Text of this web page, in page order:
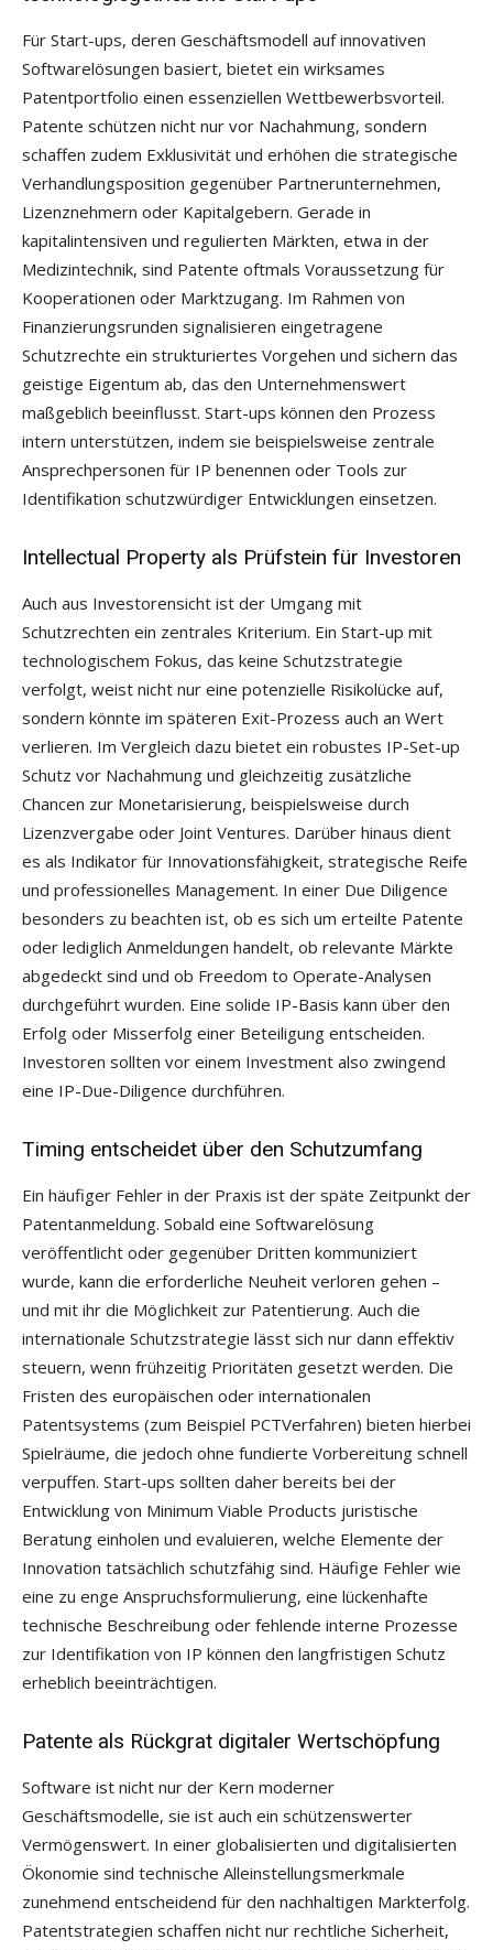
Für Start-ups, deren Geschäftsmodell auf innovativen
Softwarelösungen basiert, bietet ein wirksames
Patentportfolio einen essenziellen Wettbewerbsvorteil.
Patente schützen nicht nur vor Nachahmung, sondern
schaffen zudem Exklusivität und erhöhen die strategische
Verhandlungsposition gegenüber Partnerunternehmen,
Lizenznehmern oder Kapitalgebern. Gerade in
kapitalintensiven und regulierten Märkten, etwa in der
Medizintechnik, sind Patente oftmals Voraussetzung für
Kooperationen oder Marktzugang. Im Rahmen von
Finanzierungsrunden signalisieren eingetragene
Schutzrechte ein strukturiertes Vorgehen und sichern das
geistige Eigentum ab, das den Unternehmenswert
maßgeblich beeinflusst. Start-ups können den Prozess
intern unterstützen, indem sie beispielsweise zentrale
Ansprechpersonen für IP benennen oder Tools zur
Identifikation schutzwürdiger Entwicklungen einsetzen.
Intellectual Property als Prüfstein für Investoren
Auch aus Investorensicht ist der Umgang mit
Schutzrechten ein zentrales Kriterium. Ein Start-up mit
technologischem Fokus, das keine Schutzstrategie
verfolgt, weist nicht nur eine potenzielle Risikolücke auf,
sondern könnte im späteren Exit-Prozess auch an Wert
verlieren. Im Vergleich dazu bietet ein robustes IP-Set-up
Schutz vor Nachahmung und gleichzeitig zusätzliche
Chancen zur Monetarisierung, beispielsweise durch
Lizenzvergabe oder Joint Ventures. Darüber hinaus dient
es als Indikator für Innovationsfähigkeit, strategische Reife
und professionelles Management. In einer Due Diligence
besonders zu beachten ist, ob es sich um erteilte Patente
oder lediglich Anmeldungen handelt, ob relevante Märkte
abgedeckt sind und ob Freedom to Operate-Analysen
durchgeführt wurden. Eine solide IP-Basis kann über den
Erfolg oder Misserfolg einer Beteiligung entscheiden.
Investoren sollten vor einem Investment also zwingend
eine IP-Due-Diligence durchführen.
Timing entscheidet über den Schutzumfang
Ein häufiger Fehler in der Praxis ist der späte Zeitpunkt der
Patentanmeldung. Sobald eine Softwarelösung
veröffentlicht oder gegenüber Dritten kommuniziert
wurde, kann die erforderliche Neuheit verloren gehen –
und mit ihr die Möglichkeit zur Patentierung. Auch die
internationale Schutzstrategie lässt sich nur dann effektiv
steuern, wenn frühzeitig Prioritäten gesetzt werden. Die
Fristen des europäischen oder internationalen
Patentsystems (zum Beispiel PCTVerfahren) bieten hierbei
Spielräume, die jedoch ohne fundierte Vorbereitung schnell
verpuffen. Start-ups sollten daher bereits bei der
Entwicklung von Minimum Viable Products juristische
Beratung einholen und evaluieren, welche Elemente der
Innovation tatsächlich schutzfähig sind. Häufige Fehler wie
eine zu enge Anspruchsformulierung, eine lückenhafte
technische Beschreibung oder fehlende interne Prozesse
zur Identifikation von IP können den langfristigen Schutz
erheblich beeinträchtigen.
Patente als Rückgrat digitaler Wertschöpfung
Software ist nicht nur der Kern moderner
Geschäftsmodelle, sie ist auch ein schützenswerter
Vermögenswert. In einer globalisierten und digitalisierten
Ökonomie sind technische Alleinstellungsmerkmale
zunehmend entscheidend für den nachhaltigen Markterfolg.
Patentstrategien schaffen nicht nur rechtliche Sicherheit,